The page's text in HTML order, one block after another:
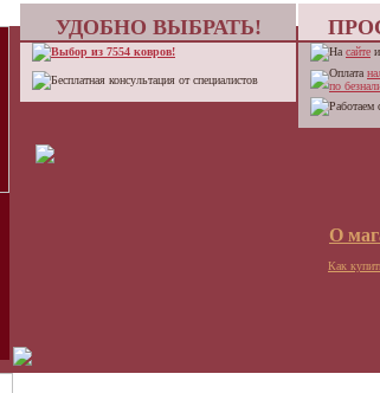
УДОБНО ВЫБРАТЬ!
Выбор из 7554 ковров!
Бесплатная консультация от специалистов
На сайте
Оплата
по
Работаем
О
Как